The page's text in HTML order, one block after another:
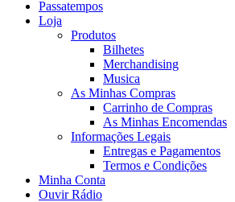
Passatempos
Loja
Produtos
Bilhetes
Merchandising
Musica
As Minhas Compras
Carrinho de Compras
As Minhas Encomendas
Informações Legais
Entregas e Pagamentos
Termos e Condições
Minha Conta
Ouvir Rádio